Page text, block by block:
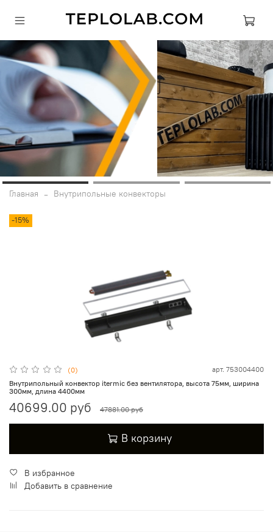
Главная Внутрипольные конвекторы
-15%
(0) арт. 753004400
Внутрипольный конвектор itermic без вентилятора, высота 75мм, ширина
300мм, длина 4400мм
40699.00 руб 47881.00 руб
В корзину
В избранное
Добавить в сравнение